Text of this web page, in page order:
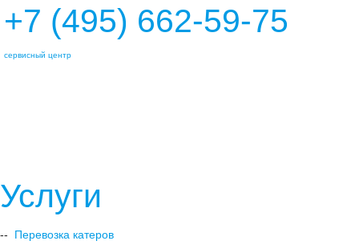
+7 (495) 662-59-75
сервисный центр
Услуги
-- Перевозка катеров